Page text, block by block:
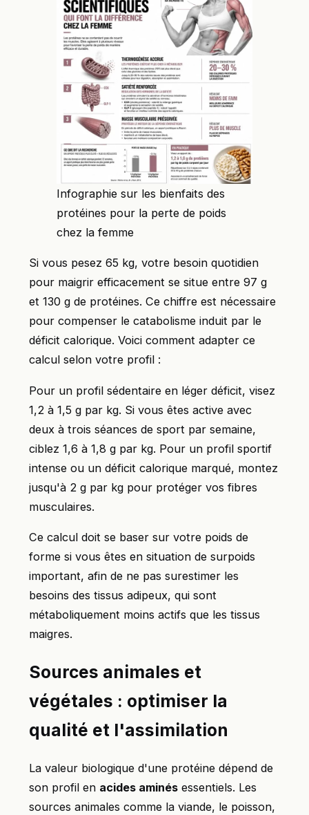
Infographie sur les bienfaits des
protéines pour la perte de poids
chez la femme
Si vous pesez 65 kg, votre besoin quotidien
pour maigrir efficacement se situe entre 97 g
et 130 g de protéines. Ce chiffre est nécessaire
pour compenser le catabolisme induit par le
déficit calorique. Voici comment adapter ce
calcul selon votre profil :
Pour un profil sédentaire en léger déficit, visez
1,2 à 1,5 g par kg. Si vous êtes active avec
deux à trois séances de sport par semaine,
ciblez 1,6 à 1,8 g par kg. Pour un profil sportif
intense ou un déficit calorique marqué, montez
jusqu'à 2 g par kg pour protéger vos fibres
musculaires.
Ce calcul doit se baser sur votre poids de
forme si vous êtes en situation de surpoids
important, afin de ne pas surestimer les
besoins des tissus adipeux, qui sont
métaboliquement moins actifs que les tissus
maigres.
Sources animales et
végétales : optimiser la
qualité et l'assimilation
La valeur biologique d'une protéine dépend de
son profil en acides aminés essentiels. Les
sources animales comme la viande, le poisson,